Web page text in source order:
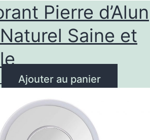
Pierre d’Alun
Saine et
Ajouter au panier